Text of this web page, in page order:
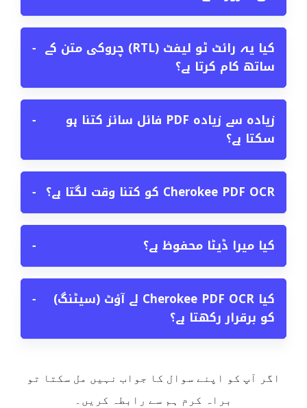
کیا یہ رائٹ ٹو لیفٹ (RTL) چروکی متن کے
ساتھ کام کرتا ہے؟
−
زیادہ سے زیادہ PDF فائل سائز کتنا ہو
سکتا ہے؟
−
Cherokee PDF OCR کو کتنا وقت لگتا ہے؟ −
کیا میرا ڈیٹا محفوظ ہے؟ −
کیا Cherokee PDF OCR لے آؤٹ (سیٹنگ)
کو برقرار رکھتا ہے؟
−
اگر آپ کو اپنے سوال کا جواب نہیں مل سکتا تو
براہ کرم ہم سے رابطہ کریں۔